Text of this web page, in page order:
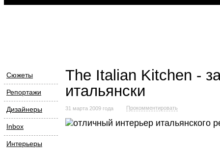
Сюжеты
Репортажи
Дизайнеры
Inbox
Интерьеры
The Italian Kitchen -
итальянски
31 марта 2009 года Прокомментировать